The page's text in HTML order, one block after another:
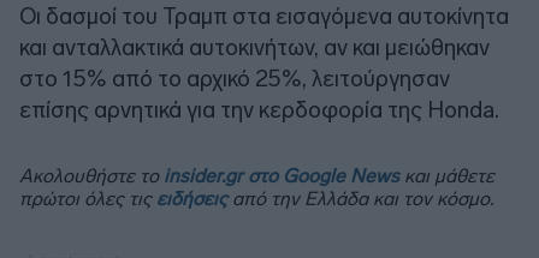
Οι δασμοί του Τραμπ στα εισαγόμενα αυτοκίνητα
και ανταλλακτικά αυτοκινήτων, αν και μειώθηκαν
στο 15% από το αρχικό 25%, λειτούργησαν
επίσης αρνητικά για την κερδοφορία της Honda.
Ακολουθήστε το insider.gr στο Google Newsκαι μάθετε
πρώτοι όλες τις ειδήσειςαπό την Ελλάδα και τον κόσμο.